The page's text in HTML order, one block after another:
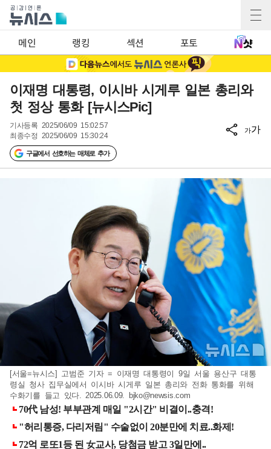
메인 랭킹 섹션 포토
이재명 대통령, 이시바 시게루 일본 총리와
첫 정상 통화 [뉴시스Pic]
기사등록 2025/06/09 15:02:57
최종수정 2025/06/09 15:30:24
구글에서 선호하는 매체로 추가
가가
[서울=뉴시스] 고범준 기자 = 이재명 대통령이 9일 서울 용산구 대통
령실 청사 집무실에서 이시바 시게루 일본 총리와 전화 통화를 위해
수화기를 들고 있다. 2025.06.09.
bjko@newsis.com